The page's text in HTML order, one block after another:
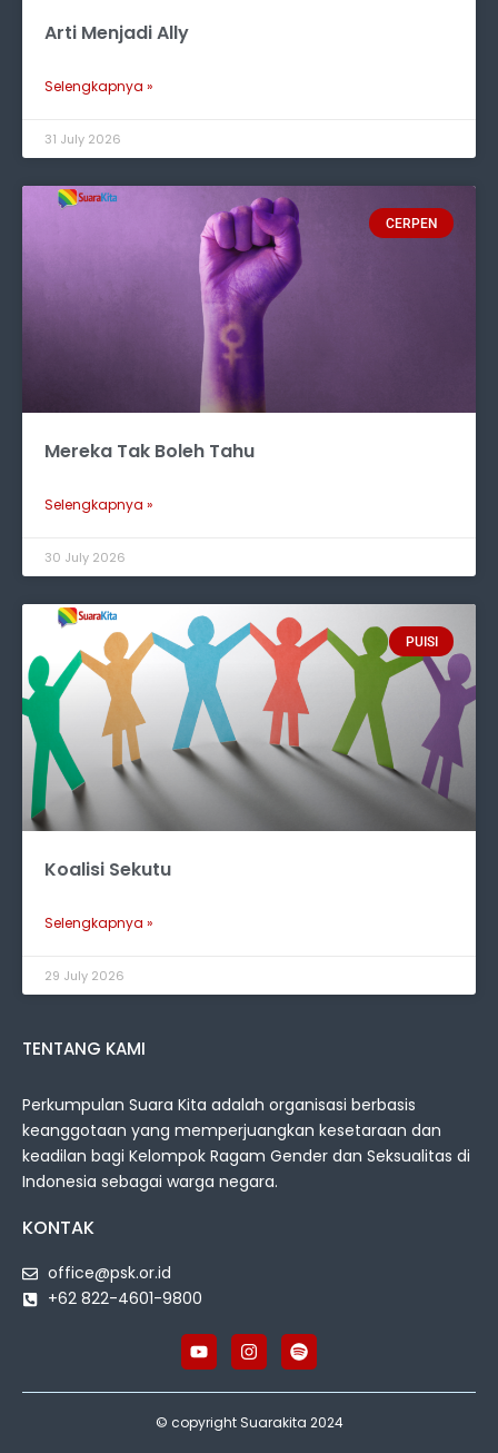
Arti Menjadi Ally
Selengkapnya »
31 July 2026
CERPEN
Mereka Tak Boleh Tahu
Selengkapnya »
30 July 2026
PUISI
Koalisi Sekutu
Selengkapnya »
29 July 2026
TENTANG KAMI
Perkumpulan Suara Kita adalah organisasi berbasis
keanggotaan yang memperjuangkan kesetaraan dan
keadilan bagi Kelompok Ragam Gender dan Seksualitas di
Indonesia sebagai warga negara.
KONTAK
office@psk.or.id
+62 822-4601-9800
© copyright Suarakita 2024